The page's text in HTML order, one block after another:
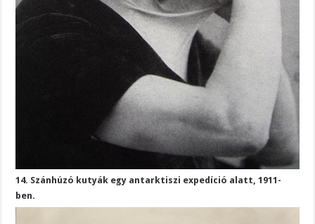
14. Szánhúzó kutyák egy antarktiszi expedíció alatt, 1911-
ben.